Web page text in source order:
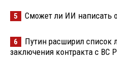
5 Сможет ли ИИ написать
6
Путин расширил список
заключения контракта с ВС